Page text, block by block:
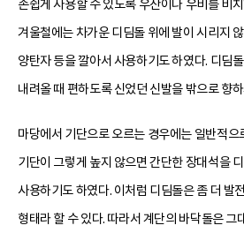
손쉽게 사용할 수 있도록 우산이나 우비를 비
겨울철에는 차가운 디딤돌 위에 발이 시리지
양탄자 등을 깔아서 사용하기도 하였다. 디딤
내려올 때 편하도록 신었던 신발을 밖으로 향
마당에서 기단으로 오르는 경우에는 일반적으
기단이 그렇게 높지 않으면 간단한 장대석을
사용하기도 하였다. 이처럼 디딤돌은 좀 더 발
형태라 할 수 있다. 따라서 계단의 바닥돌은 그